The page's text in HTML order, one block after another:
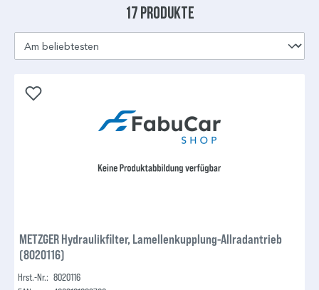
17 Produkte
METZGER Hydraulikfilter, Lamellenkupplung-Allradantrieb
(8020116)
Hrst.-Nr.: 8020116